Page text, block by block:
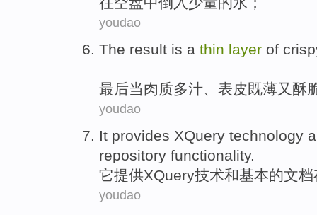
youdao
The result is a thin layer of
最后当肉质多汁、 表皮既薄又 酥
youdao
It provides XQuery technology
repository functionality.
它提供XQuery技术和基本的文档
youdao